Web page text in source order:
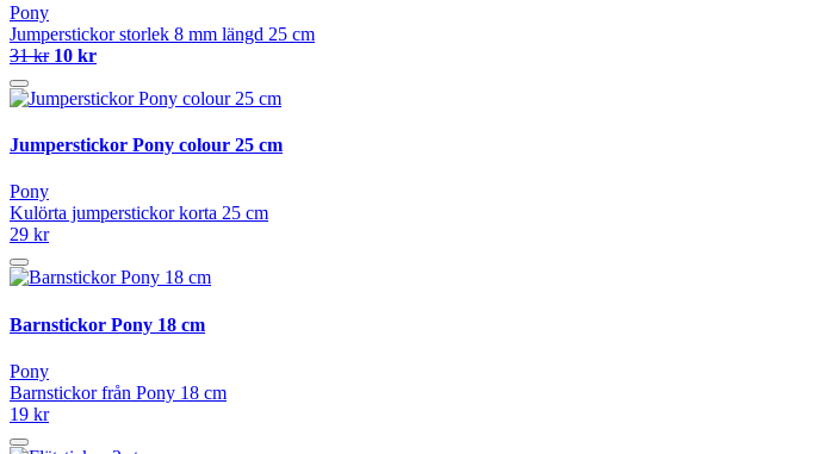
Pony
Jumperstickor storlek 8 mm längd 25 cm
31 kr 10 kr
Jumperstickor Pony colour 25 cm
Pony
Kulörta jumperstickor korta 25 cm
29 kr
Barnstickor Pony 18 cm
Pony
Barnstickor från Pony 18 cm
19 kr